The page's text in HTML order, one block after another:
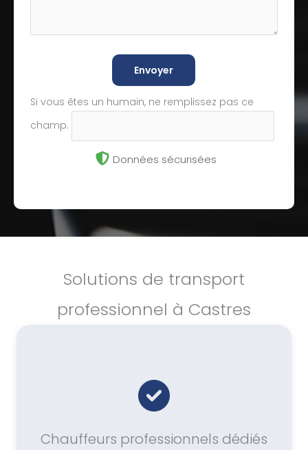
Envoyer
Si vous êtes un humain, ne remplissez pas ce
champ.
Données sécurisées
Solutions de transport
professionnel à Castres
Chauffeurs professionnels dédiés